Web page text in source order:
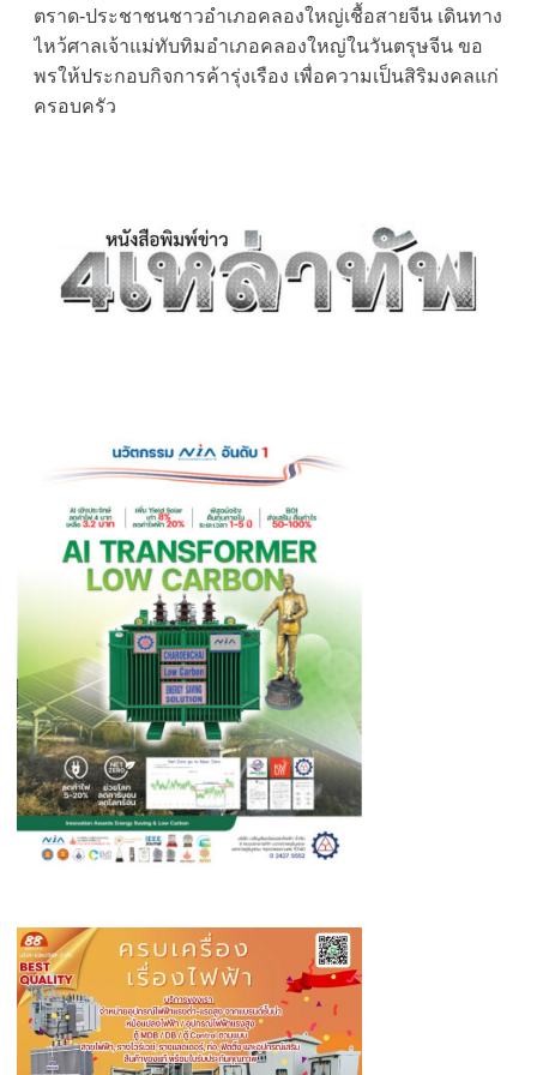
navigation
ตราด-ประชาชนชาวอําเภอคลองใหญ่เชื้อสายจีน เดินทาง
ไหว้ศาลเจ้าแม่ทับทิมอําเภอคลองใหญ่ในวันตรุษจีน ขอ
พรให้ประกอบกิจการค้ารุ่งเรือง เพื่อความเป็นสิริมงคลแก่
ครอบครัว